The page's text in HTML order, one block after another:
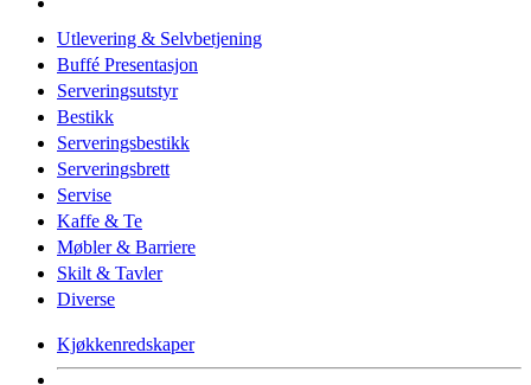
Utlevering & Selvbetjening
Buffé Presentasjon
Serveringsutstyr
Bestikk
Serveringsbestikk
Serveringsbrett
Servise
Kaffe & Te
Møbler & Barriere
Skilt & Tavler
Diverse
Kjøkkenredskaper